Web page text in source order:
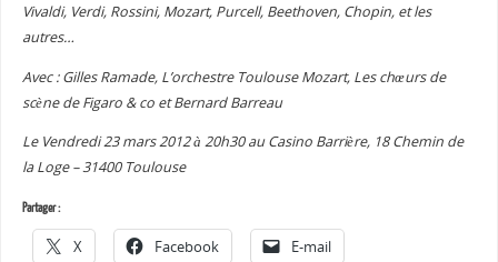
Vivaldi, Verdi, Rossini, Mozart, Purcell, Beethoven, Chopin, et les
autres…
Avec : Gilles Ramade, L’orchestre Toulouse Mozart, Les chœurs de
scène de Figaro & co et Bernard Barreau
Le Vendredi 23 mars 2012 à 20h30 au Casino Barrière, 18 Chemin de
la Loge – 31400 Toulouse
Partager :
X Facebook E-mail